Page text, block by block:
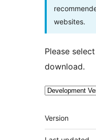
websites.
Please
download.
Meta
Version